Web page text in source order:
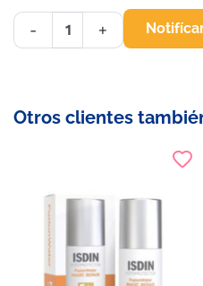
- +
Otros clientes